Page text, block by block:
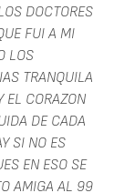
DOCTORES
FUI A MI
LOS
TRANQUILA
EL CORAZON
DE CADA
SI NO ES
EN ESO SE
AMIGA AL 99